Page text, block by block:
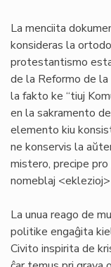
La menciita
konsideras la
protestantismo
de la Reformo de
la fakto ke “tiuj
en la sakramento
elemento kiu
ne konservis la
mistero, precipe
nomeblaj
La unua reago de
politike engaĝita
Civito inspirita de